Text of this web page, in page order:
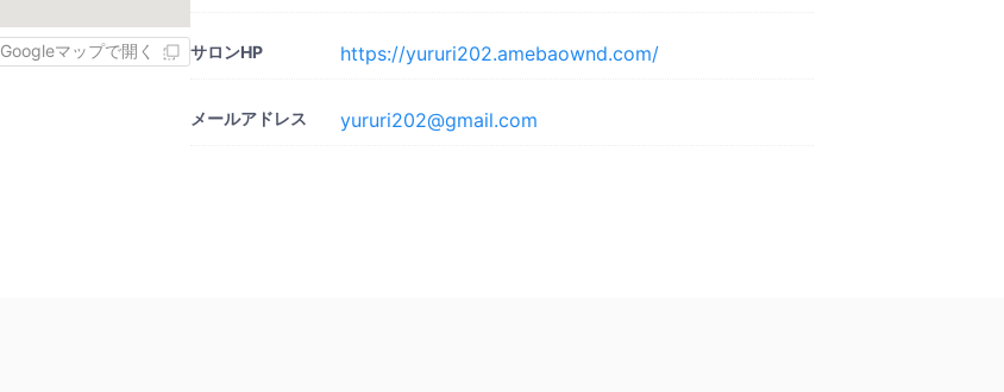
Googleマップで開く サロンHP https://yururi202.amebaownd.com/
メールアドレス yururi202@gmail.com